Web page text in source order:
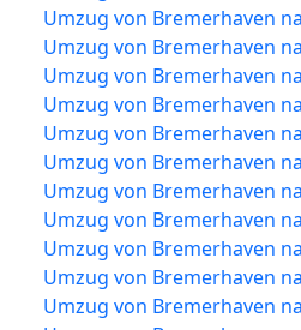
Umzug von Bremerhaven
Umzug von Bremerhaven
Umzug von Bremerhaven
Umzug von Bremerhaven
Umzug von Bremerhaven
Umzug von Bremerhaven
Umzug von Bremerhaven
Umzug von Bremerhaven
Umzug von Bremerhaven
Umzug von Bremerhaven
Umzug von Bremerhaven